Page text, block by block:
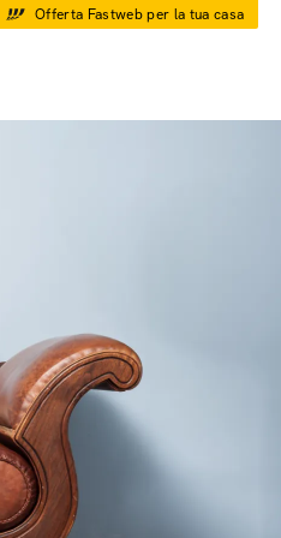
Offerta Fastweb per la tua casa